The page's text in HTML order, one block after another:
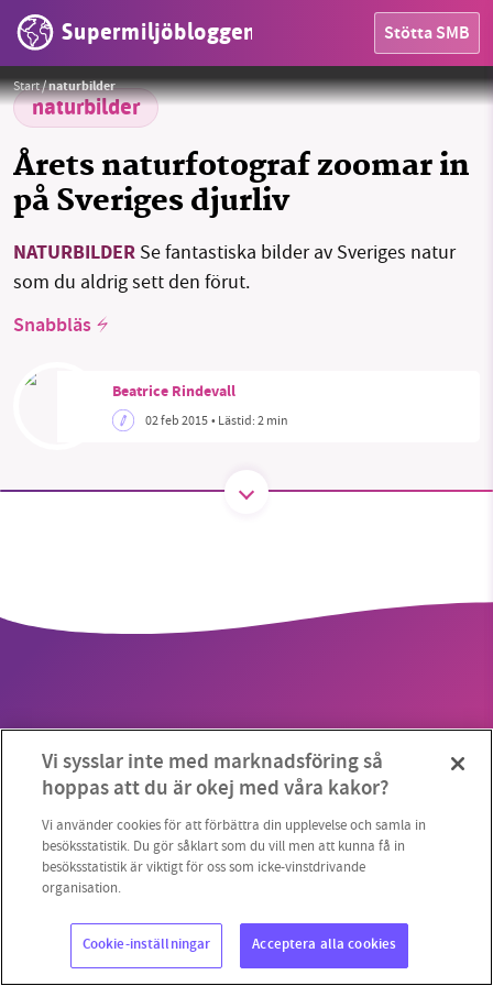
Supermiljöbloggen Stötta SMB
OMRÅDEN
MILJÖFAKTA
OM OSS
Sök Sparade inlägg
Threads
Start/naturbilder
naturbilder
Årets naturfotograf zoomar in
på Sveriges djurliv
NATURBILDER Se fantastiska bilder av Sveriges natur
som du aldrig sett den förut.
Snabbläs
Beatrice Rindevall
02 feb 2015• Lästid:2 min
Foto:Jonna Bergström
Copyright 2023 © Supermiljöbloggen Cookieinställningar
starten 2010 har vår ideella redaktion drivit
miljödebatten framåt genom
vill hjälpa oss.
Stötta vårt arbete genom att swisha en slant till
1231368703
Läs vad vi vill göra
Vi sysslar inte med marknadsföring så
hoppas att du är okej med våra kakor?
Vi använder cookies för att förbättra din upplevelse och samla in
besöksstatistik. Du gör såklart som du vill men att kunna få in
besöksstatistik är viktigt för oss som icke-vinstdrivande
organisation.
Cookie-inställningar Acceptera alla cookies